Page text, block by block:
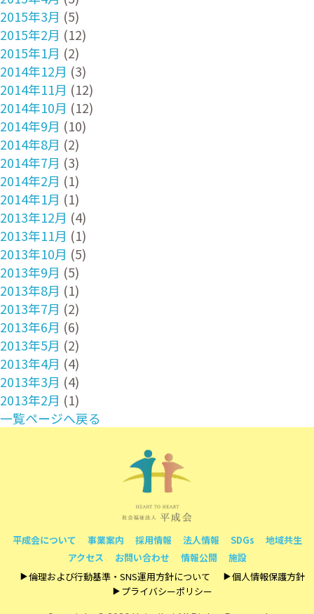
2015年3月 (5)
2015年2月 (12)
2015年1月 (2)
2014年12月 (3)
2014年11月 (12)
2014年10月 (12)
2014年9月 (10)
2014年8月 (2)
2014年7月 (3)
2014年2月 (1)
2014年1月 (1)
2013年12月 (4)
2013年11月 (1)
2013年10月 (5)
2013年9月 (5)
2013年8月 (1)
2013年7月 (2)
2013年6月 (6)
2013年5月 (2)
2013年4月 (4)
2013年3月 (4)
2013年2月 (1)
一覧ページへ戻る
平成会について 事業案内 採用情報 法人情報 SDGs
地域共生
アクセス
お問い合わせ 情報公開
施設
倫理および行動基準・SNS運用方針について
個人情報保護方針
プライバシーポリシー